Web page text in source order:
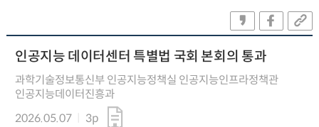
인공지능 데이터센터 특별법 국회 본회의 통과
과학기술정보통신부 인공지능정책실 인공지능인프라정책관
인공지능데이터진흥과
2026.05.07
3p